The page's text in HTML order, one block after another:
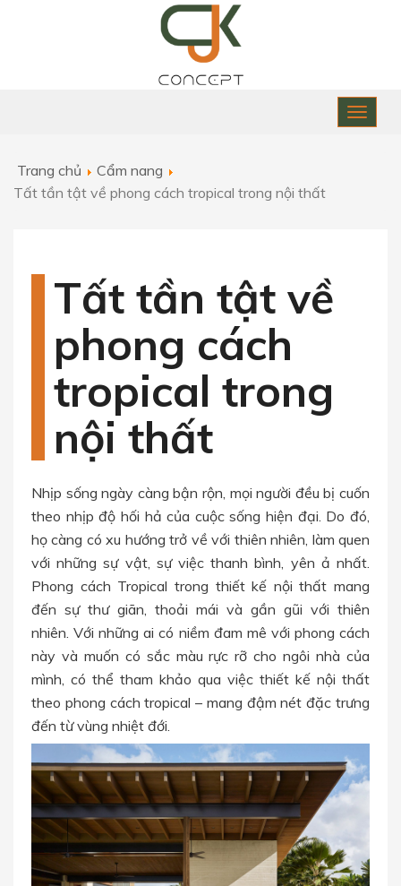
Toggle
Trang chủ
Cẩm nang
Tất tần tật về phong cách tropical trong nội thất
Tất tần tật về
phong cách
tropical trong
nội thất
Nhịp sống ngày càng bận rộn, mọi người đều bị cuốn
theo nhịp độ hối hả của cuộc sống hiện đại. Do đó,
họ càng có xu hướng trở về với thiên nhiên, làm quen
với những sự vật, sự việc thanh bình, yên ả nhất.
Phong cách Tropical trong thiết kế nội thất mang
đến sự thư giãn, thoải mái và gần gũi với thiên
nhiên.Với những ai có niềm đam mê với phong cách
này và muốn có sắc màu rực rỡ cho ngôi nhà của
mình, có thể tham khảo qua việc thiết kế nội thất
theo phong cách tropical – mang đậm nét đặc trưng
đến từ vùng nhiệt đới.